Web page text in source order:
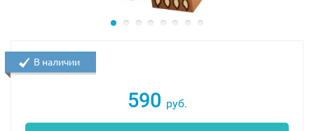
590 руб.
В наличии